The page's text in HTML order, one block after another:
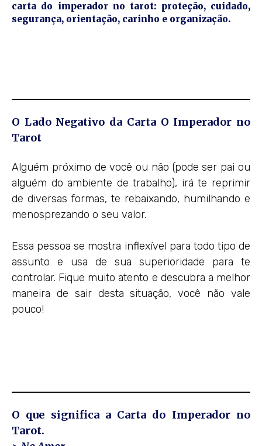
carta do imperador no tarot: proteção, cuidado,
segurança, orientação, carinho e organização.
O Lado Negativo da Carta O Imperador no
Tarot
Alguém próximo de você ou não (pode ser pai ou
alguém do ambiente de trabalho), irá te reprimir
de diversas formas, te rebaixando, humilhando e
menosprezando o seu valor.
Essa pessoa se mostra inflexível para todo tipo de
assunto e usa de sua superioridade para te
controlar. Fique muito atento e descubra a melhor
maneira de sair desta situação, você não vale
pouco!
O que significa a Carta do Imperador no
Tarot.